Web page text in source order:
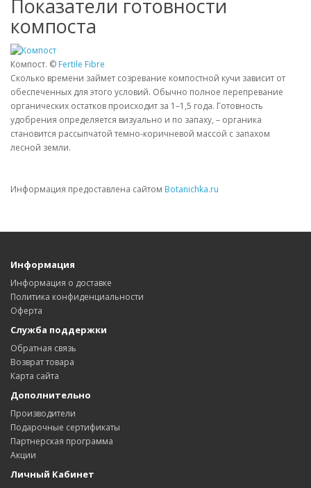
Показатели готовности
компоста
Компост. © Fertile Fibre
Сколько времени займет созревание компостной кучи зависит от
обеспеченных для этого условий. Обычно полное перепревание
органических остатков происходит за 1–1,5 года. Готовность
удобрения определяется визуально и по запаху, – органика
становится рассыпчатой темно-коричневой массой с запахом
лесной земли.
Информация предоставлена сайтом Botanichka.ru
Информация
Информация о доставке
Политика конфиденциальности
Оферта
Служба поддержки
Обратная связь
Возврат товара
Карта сайта
Дополнительно
Производители
Подарочные сертификаты
Партнерская программа
Акции
Личный Кабинет